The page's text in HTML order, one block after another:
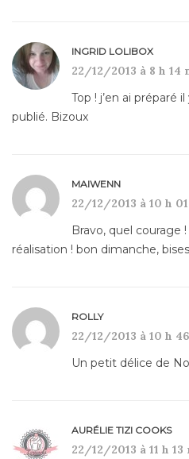
INGRID LOLIBOX
22/12/2013 à 8 h 14
Top ! j’en ai préparé
publié. Bizoux
MAIWENN
22/12/2013 à 10 h
Bravo, quel courage
réalisation ! bon dimanche,
ROLLY
22/12/2013 à 10 h
Un petit délice de
AURÉLIE TIZI COOKS
22/12/2013 à 11 h